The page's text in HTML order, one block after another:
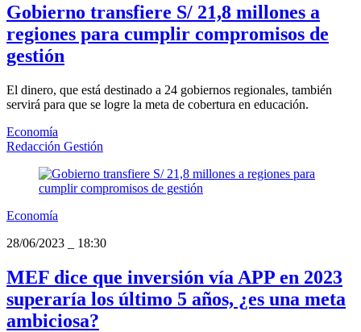
Gobierno transfiere S/ 21,8 millones a
regiones para cumplir compromisos de
gestión
El dinero, que está destinado a 24 gobiernos regionales, también
servirá para que se logre la meta de cobertura en educación.
Economía
Redacción Gestión
Economía
28/06/2023
18:30
MEF dice que inversión vía APP en 2023
superaría los último 5 años, ¿es una meta
ambiciosa?